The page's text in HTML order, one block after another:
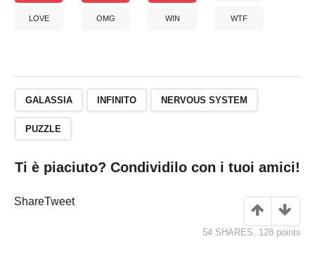
LOVE OMG WIN WTF
GALASSIA INFINITO NERVOUS SYSTEM
PUZZLE
Ti è piaciuto? Condividilo con i tuoi amici!
ShareTweet
54 SHARES, 128 points